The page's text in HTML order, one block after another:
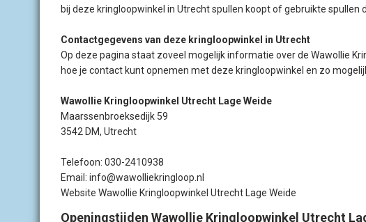
bij deze kringloopwinkel in Utrecht spullen koopt of gebruikte spullen
Contactgegevens van deze kringloopwinkel in Utrecht
Op deze pagina staat zoveel mogelijk informatie over de Wawollie
hoe je contact kunt opnemen met deze kringloopwinkel en zo
Wawollie Kringloopwinkel Utrecht Lage Weide
Maarssenbroeksedijk 59
3542 DM, Utrecht
Telefoon: 030-2410938
Email: info@wawolliekringloop.nl
Website Wawollie Kringloopwinkel Utrecht Lage Weide
Openingstijden Wawollie Kringloopwinkel Utrecht